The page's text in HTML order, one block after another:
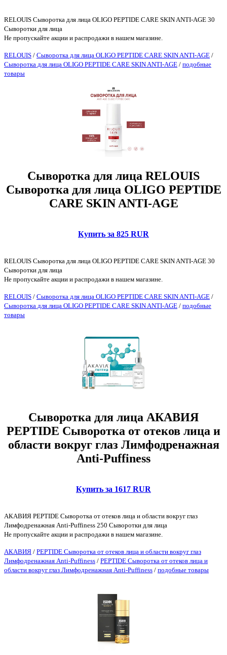
RELOUIS Сыворотка для лица OLIGO PEPTIDE CARE SKIN ANTI-AGE 30
Сыворотки для лица
Не пропускайте акции и распродажи в нашем магазине.
RELOUIS / Сыворотка для лица OLIGO PEPTIDE CARE SKIN ANTI-AGE /
Сыворотка для лица OLIGO PEPTIDE CARE SKIN ANTI-AGE / подобные
товары
Сыворотка для лица RELOUIS
Сыворотка для лица OLIGO PEPTIDE
CARE SKIN ANTI-AGE
Купить за 825 RUR
RELOUIS Сыворотка для лица OLIGO PEPTIDE CARE SKIN ANTI-AGE 30
Сыворотки для лица
Не пропускайте акции и распродажи в нашем магазине.
RELOUIS / Сыворотка для лица OLIGO PEPTIDE CARE SKIN ANTI-AGE /
Сыворотка для лица OLIGO PEPTIDE CARE SKIN ANTI-AGE / подобные
товары
Сыворотка для лица АКАВИЯ
PEPTIDE Сыворотка от отеков лица и
области вокруг глаз Лимфодренажная
Anti-Puffiness
Купить за 1617 RUR
АКАВИЯ PEPTIDE Сыворотка от отеков лица и области вокруг глаз
Лимфодренажная Anti-Puffiness 250 Сыворотки для лица
Не пропускайте акции и распродажи в нашем магазине.
АКАВИЯ / PEPTIDE Сыворотка от отеков лица и области вокруг глаз
Лимфодренажная Anti-Puffiness / PEPTIDE Сыворотка от отеков лица и
области вокруг глаз Лимфодренажная Anti-Puffiness / подобные товары